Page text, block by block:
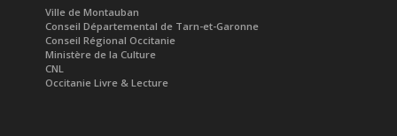
Ville de Montauban
Conseil Départemental de Tarn-et-Garonne
Conseil Régional Occitanie
Ministère de la Culture
CNL
Occitanie Livre & Lecture